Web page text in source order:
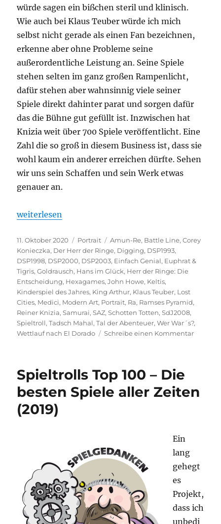
würde sagen ein bißchen steril und klinisch.
Wie auch bei Klaus Teuber würde ich mich
selbst nicht gerade als einen Fan bezeichnen,
erkenne aber ohne Probleme seine
außerordentliche Leistung an. Seine Spiele
stehen selten im ganz großen Rampenlicht,
dafür stehen aber wahnsinnig viele seiner
Spiele direkt dahinter parat und sorgen dafür
das die Bühne gut gefüllt ist. Inzwischen hat
Knizia weit über 700 Spiele veröffentlicht. Eine
Zahl die so groß in diesem Business ist, dass sie
wohl kaum ein anderer erreichen dürfte. Sehen
wir uns sein Schaffen und sein Werk etwas
genauer an.
„Portrait – Reiner Knizia“
weiterlesen
Veröffentlicht
am
11. Oktober 2020 Kategorien
Portrait Schlagwörter
Amun-Re, Battle Line,Corey
Konieczka, Der Herr der Ringe, Digging, DSP1993,
DSP1998, DSP2000, DSP2003, Einfach Genial, Euphrat &
Tigris,Goldrausch, Hans im Glück, Herr der Ringe: Die
Entscheidung, Hexagames,John Howe, Keltis,
Kinderspiel des Jahres, King Arthur, Klaus Teuber, Lost
Cities, Medici, Modern Art, Portrait, Ra, Ramses Pyramid,
Reiner Knizia,Samurai,SAZ,Schotten Totten,SdJ2008,
Spieltroll,Tadsch Mahal,Tal der Abenteuer,Wer War´s?,
Wettlauf nach El Dorado
Schreibe einen Kommentarzu
Spieltrolls Top 100 – Die
besten Spiele aller Zeiten
(2019)
Ein
lang
gehegt
es
Projekt,
dass ich
unbedi